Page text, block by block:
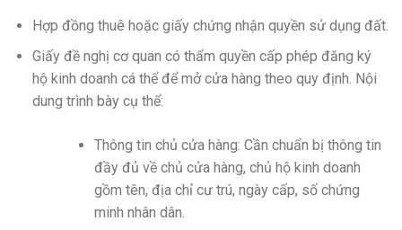
Hợp đồng thuê hoặc giấy chứng nhận quyền sử dụng đất.
Giấy đề nghị cơ quan có thẩm quyền cấp phép đăng ký
hộ kinh doanh cá thể để mở cửa hàng theo quy định. Nội
dung trình bày cụ thể:
Thông tin chủ cửa hàng: Cần chuẩn bị thông tin
đầy đủ về chủ cửa hàng, chủ hộ kinh doanh
gồm tên, địa chỉ cư trú, ngày cấp, số chứng
minh nhân dân.